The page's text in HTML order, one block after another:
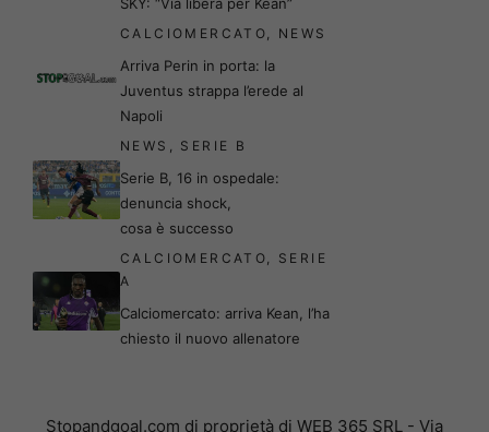
CALCIOMERCATO NEWS
Arriva Perin in porta: la
Juventus strappa l’erede al
Napoli
NEWS SERIE B
Serie B, 16 in ospedale:
denuncia shock,
cosa è successo
CALCIOMERCATO
SERIE
A
Calciomercato: arriva Kean, l’ha
chiesto il nuovo allenatore
Stopandgoal.com di proprietà di WEB 365 SRL - Via